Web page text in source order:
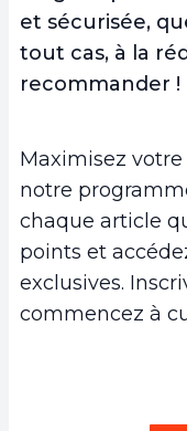
et sécurisée,
tout cas, à la
recommander !
Maximisez
notre
chaque article
points et
exclusives.
commencez à